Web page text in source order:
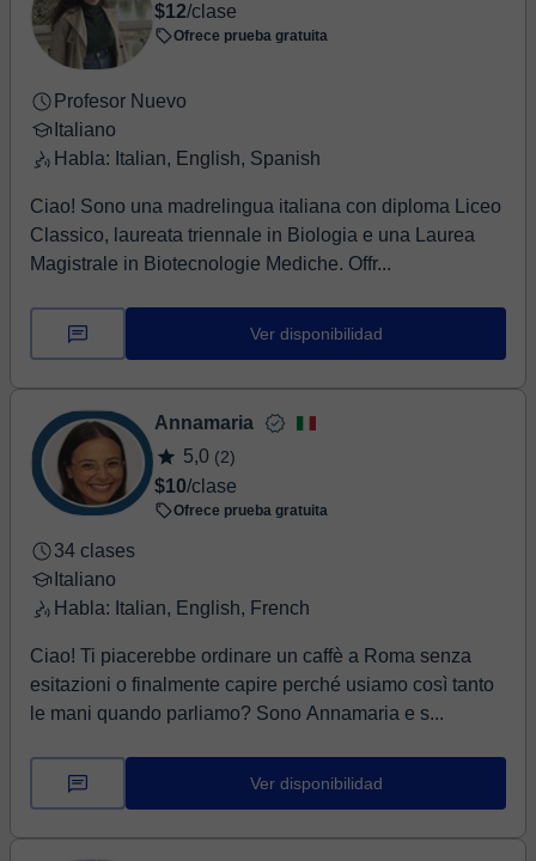
$12/clase
Ofrece prueba gratuita
Profesor Nuevo
Italiano
Habla: Italian, English, Spanish
Ciao! Sono una madrelingua italiana con diploma Liceo
Classico, laureata triennale in Biologia e una Laurea
Magistrale in Biotecnologie Mediche. Offr...
Ver disponibilidad
Annamaria
5,0 (2)
$10/clase
Ofrece prueba gratuita
34 clases
Italiano
Habla: Italian, English, French
Ciao! Ti piacerebbe ordinare un caffè a Roma senza
esitazioni o finalmente capire perché usiamo così tanto
le mani quando parliamo? Sono Annamaria e s...
Ver disponibilidad